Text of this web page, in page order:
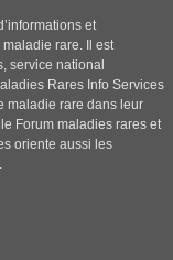
et
rare. Il est
service national
Rares Info Services
maladie rare dans leur
Forum maladies rares et
oriente aussi les